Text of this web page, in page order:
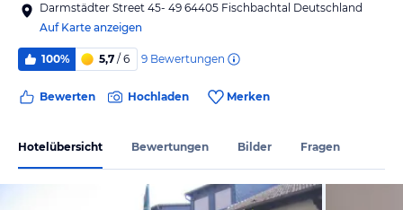
Darmstädter Street 45- 49 64405 Fischbachtal Deutschland
Auf Karte anzeigen
100% 5,7 / 6 9 Bewertungen
Bewerten Hochladen Merken
Hotelübersicht Bewertungen Bilder Fragen